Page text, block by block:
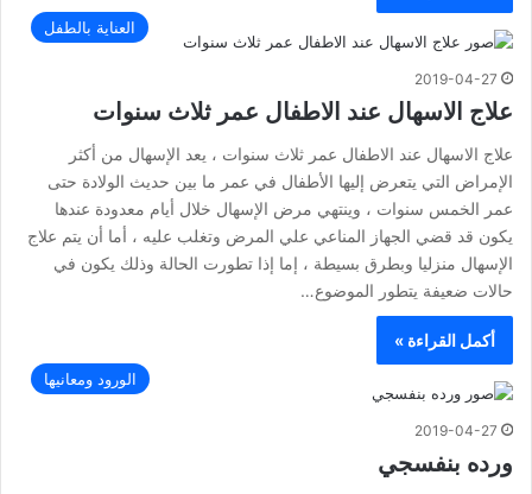
العناية بالطفل
2019-04-27
علاج الاسهال عند الاطفال عمر ثلاث سنوات
علاج الاسهال عند الاطفال عمر ثلاث سنوات ، يعد الإسهال من أكثر
الإمراض التي يتعرض إليها الأطفال في عمر ما بين حديث الولادة حتى
عمر الخمس سنوات ، وينتهي مرض الإسهال خلال أيام معدودة عندها
يكون قد قضي الجهاز المناعي علي المرض وتغلب عليه ، أما أن يتم علاج
الإسهال منزليا وبطرق بسيطة ، إما إذا تطورت الحالة وذلك يكون في
حالات ضعيفة يتطور الموضوع…
أكمل القراءة »
الورود ومعانيها
2019-04-27
ورده بنفسجي